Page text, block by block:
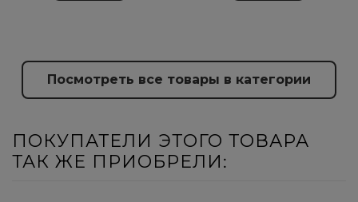
Посмотреть все товары в категории
ПОКУПАТЕЛИ ЭТОГО ТОВАРА
ТАК ЖЕ ПРИОБРЕЛИ: